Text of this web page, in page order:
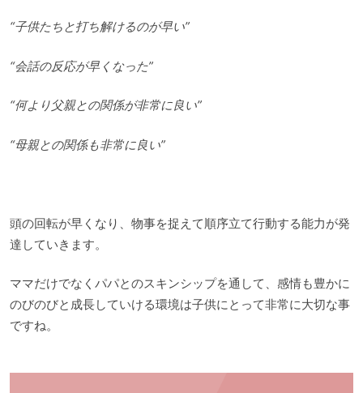
“子供たちと打ち解けるのが早い”
“会話の反応が早くなった”
“何より父親との関係が非常に良い”
“母親との関係も非常に良い”
頭の回転が早くなり、物事を捉えて順序立て行動する能力が発
達していきます。
ママだけでなくパパとのスキンシップを通して、感情も豊かに
のびのびと成長していける環境は子供にとって非常に大切な事
ですね。